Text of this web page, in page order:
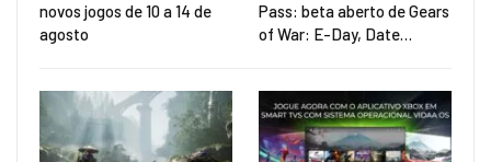
novos jogos de 10 a 14 de
agosto
Pass: beta aberto de Gears
of War: E-Day, Date…